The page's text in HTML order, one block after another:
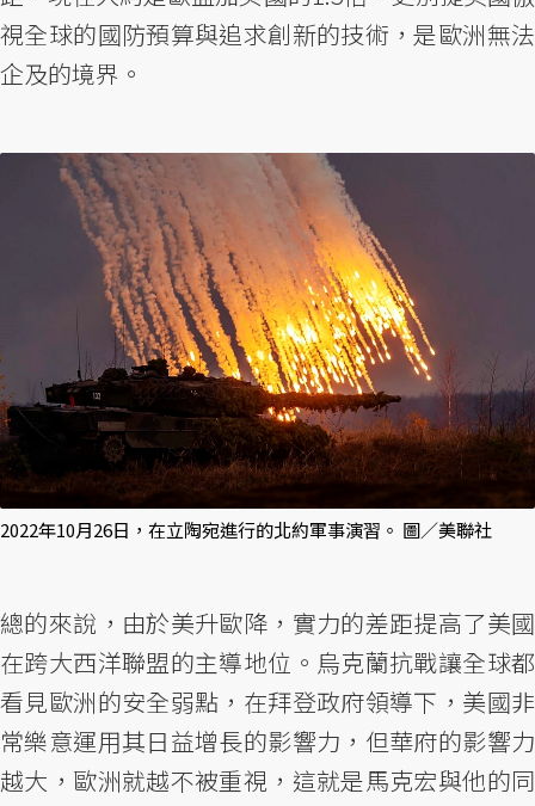
視全球的國防預算與追求創新的技術，是歐洲無法
企及的境界。
2022年10月26日，在立陶宛進行的北約軍事演習。 圖／美聯社
總的來說，由於美升歐降，實力的差距提高了美國
在跨大西洋聯盟的主導地位。烏克蘭抗戰讓全球都
看見歐洲的安全弱點，在拜登政府領導下，美國非
常樂意運用其日益增長的影響力，但華府的影響力
越大，歐洲就越不被重視，這就是馬克宏與他的同